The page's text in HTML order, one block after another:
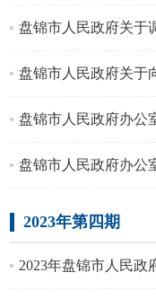
盘锦市人民政府关于
盘锦市人民政府关于
盘锦市人民政府办公
2023年第四期
2023年盘锦市人民政